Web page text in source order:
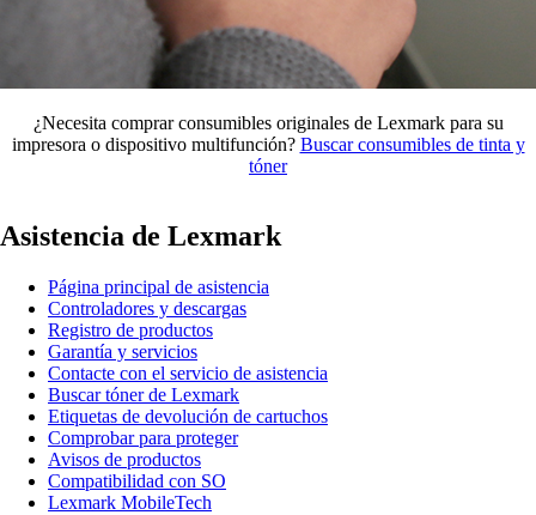
¿Necesita comprar consumibles originales de Lexmark para su
impresora o dispositivo multifunción? Buscar consumibles de tinta y
tóner
Asistencia de Lexmark
Página principal de asistencia
Controladores y descargas
Registro de productos
Garantía y servicios
Contacte con el servicio de asistencia
Buscar tóner de Lexmark
Etiquetas de devolución de cartuchos
Comprobar para proteger
Avisos de productos
Compatibilidad con SO
Lexmark MobileTech